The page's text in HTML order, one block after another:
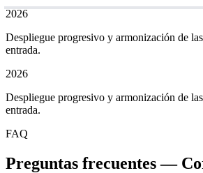
2026
Despliegue progresivo y armonización de
entrada.
2026
Despliegue progresivo y armonización de
entrada.
FAQ
Preguntas frecuentes—